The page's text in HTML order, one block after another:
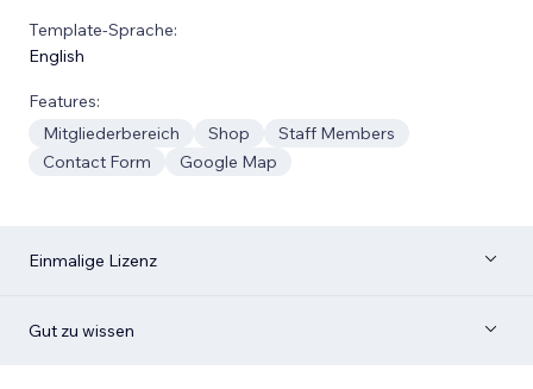
Template-Sprache:
English
Features:
Mitgliederbereich
Shop
Staff Members
Contact Form
Google Map
Einmalige Lizenz
Gut zu wissen